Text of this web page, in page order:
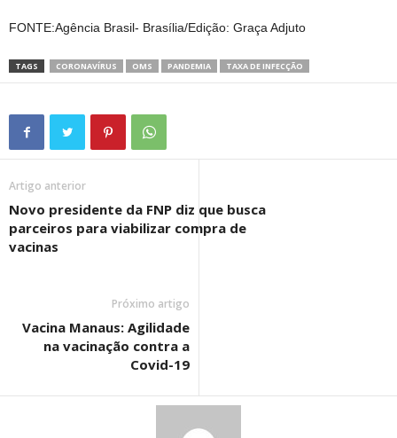
FONTE:Agência Brasil- Brasília/Edição: Graça Adjuto
TAGS CORONAVÍRUS OMS PANDEMIA TAXA DE INFECÇÃO
Artigo anterior
Novo presidente da FNP diz que busca
parceiros para viabilizar compra de
vacinas
Próximo artigo
Vacina Manaus: Agilidade
na vacinação contra a
Covid-19